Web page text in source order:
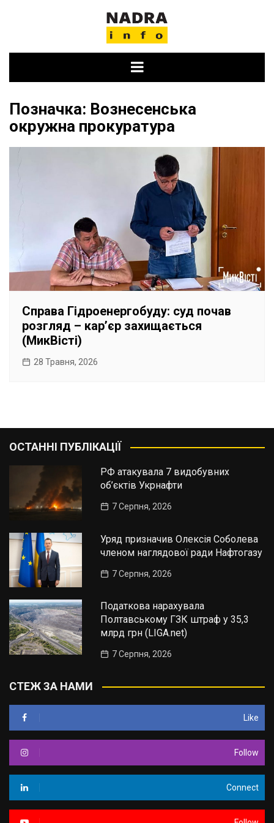
Позначка: Вознесенська
окружна прокуратура
Справа Гідроенергобуду: суд почав
розгляд – карʼєр захищається
(МикВісті)
28 Травня, 2026
ОСТАННІ ПУБЛІКАЦІЇ
РФ атакувала 7 видобувних
об’єктів Укрнафти
7 Серпня, 2026
Уряд призначив Олексія Соболева
членом наглядової ради Нафтогазу
7 Серпня, 2026
Податкова нарахувала
Полтавському ГЗК штраф у 35,3
млрд грн (LIGA.net)
7 Серпня, 2026
СТЕЖ ЗА НАМИ
Like
Follow
Connect